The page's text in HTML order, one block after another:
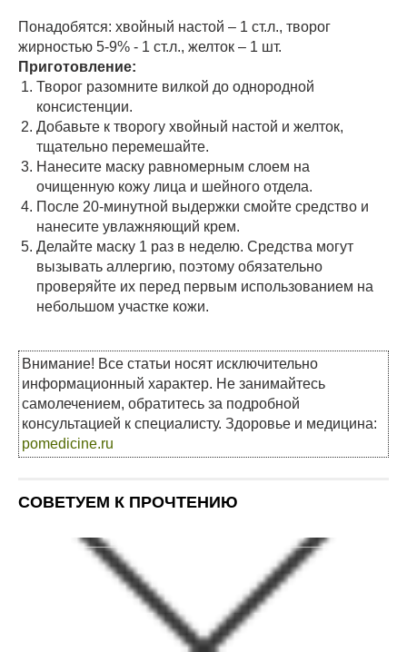
Понадобятся: хвойный настой – 1 ст.л., творог
жирностью 5-9% - 1 ст.л., желток – 1 шт.
Приготовление:
Творог разомните вилкой до однородной
консистенции.
Добавьте к творогу хвойный настой и желток,
тщательно перемешайте.
Нанесите маску равномерным слоем на
очищенную кожу лица и шейного отдела.
После 20-минутной выдержки смойте средство и
нанесите увлажняющий крем.
Делайте маску 1 раз в неделю. Средства могут
вызывать аллергию, поэтому обязательно
проверяйте их перед первым использованием на
небольшом участке кожи.
Внимание! Все статьи носят исключительно
информационный характер. Не занимайтесь
самолечением, обратитесь за подробной
консультацией к специалисту. Здоровье и медицина:
pomedicine.ru
СОВЕТУЕМ К ПРОЧТЕНИЮ